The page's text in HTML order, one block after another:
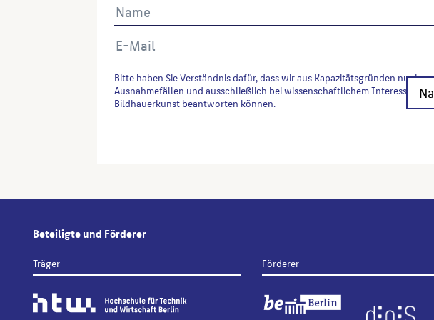
Bitte haben Sie Verständnis dafür, dass wir aus Kapazitätsgründen nur in
Ausnahmefällen und ausschließlich bei wissenschaftlichem Interesse
Bildhauerkunst beantworten können.
Beteiligte und Förderer
Träger Förderer